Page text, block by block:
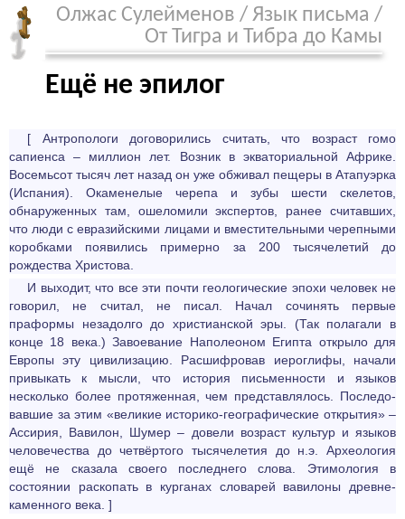
Олжас Сулейменов / Язык письма /
От Тигра и Тибра до Камы
Ещё не эпилог
[ Антропологи договорились считать, что возраст гомо
сапиенса – миллион лет. Возник в экваториальной Африке.
Восемьсот тысяч лет назад он уже обживал пещеры в Атапуэрка
(Испания). Окаменелые черепа и зубы шести скелетов,
обнаруженных там, ошеломили экспертов, ранее считавших,
что люди с евразий­скими лицами и вмести­тельными черепными
коробками появились примерно за 200 тысячелетий до
рождества Христова.
И выходит, что все эти почти геологические эпохи человек не
говорил, не считал, не писал. Начал сочинять первые
праформы незадолго до христианской эры. (Так полагали в
конце 18 века.) Завоевание Наполеоном Египта открыло для
Европы эту цивилизацию. Расшифровав иероглифы, начали
привыкать к мысли, что история письменности и языков
несколько более протяженная, чем представлялось. Последо­
вав­шие за этим «великие историко-географические открытия» –
Ассирия, Вавилон, Шумер – довели возраст культур и языков
челове­чества до четвёртого тысяче­летия до н.э. Археология
ещё не сказала своего последнего слова. Этимология в
состоянии раскопать в курганах словарей вавилоны древне­
каменного века. ]